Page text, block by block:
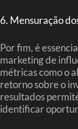
6. Mensuração
Por fim, é
marketing de
métricas como o
retorno sobre o
resultados
identificar